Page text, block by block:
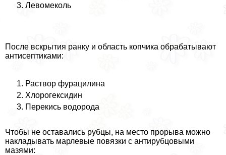
Левомеколь
После вскрытия ранку и область копчика обpaбатывают
антисептиками:
Раствор фурацилина
Хлорогексидин
Перекись водорода
Чтобы не оставались рубцы, на место прорыва можно
накладывать марлевые повязки с антирубцовыми
мазями: